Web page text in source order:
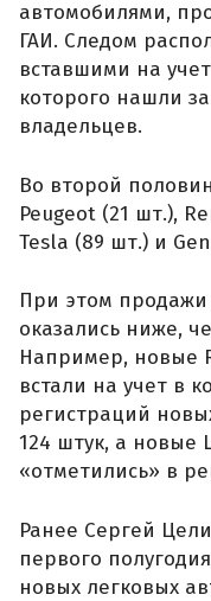
автомобилями,
ГАИ. Следом
вставшими на
которого нашли
владельцев.
Во второй
Peugeot (21 шт.),
Tesla (89 шт.) и
При этом
оказались ниже,
Например, новые
встали на учет в
регистраций
124 штук, а новые
«отметились» в
Ранее Сергей
первого
новых легковых